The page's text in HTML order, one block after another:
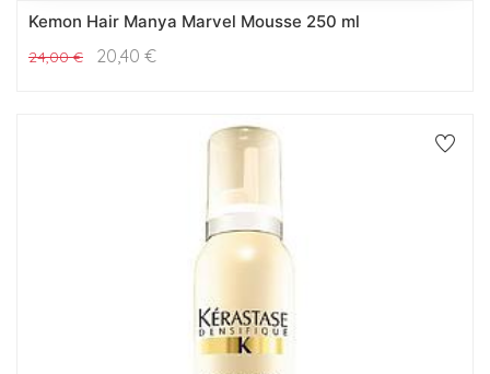
Kemon Hair Manya Marvel Mousse 250 ml
24,00€ 20,40 €